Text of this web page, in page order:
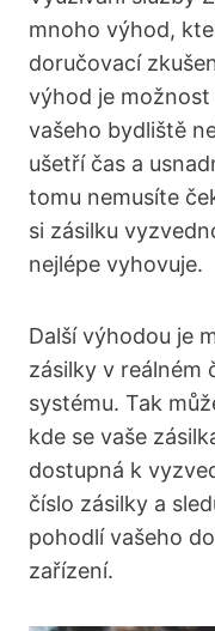
mnoho výhod,
doručovací
výhod je
vašeho bydliště
ušetří čas a
tomu nemusíte
si zásilku
nejlépe vyhovuje.
Další výhodou je
zásilky v reálném
systému. Tak
kde se vaše
dostupná k
číslo zásilky a
pohodlí vašeho
zařízení.